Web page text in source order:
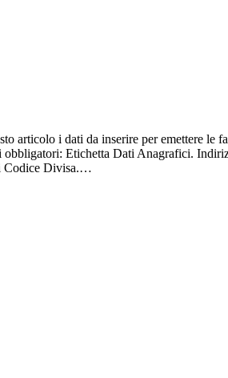
articolo i dati da inserire per emettere le
obbligatori: Etichetta Dati Anagrafici.
Codice Divisa.…